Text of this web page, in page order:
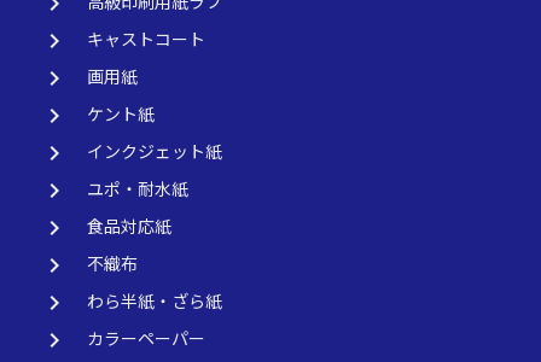
keyboard_arrow_right キャストコート
keyboard_arrow_right 画用紙
keyboard_arrow_right ケント紙
keyboard_arrow_right インクジェット紙
keyboard_arrow_right ユポ・耐水紙
keyboard_arrow_right 食品対応紙
keyboard_arrow_right 不織布
keyboard_arrow_right わら半紙・ざら紙
keyboard_arrow_right カラーペーパー